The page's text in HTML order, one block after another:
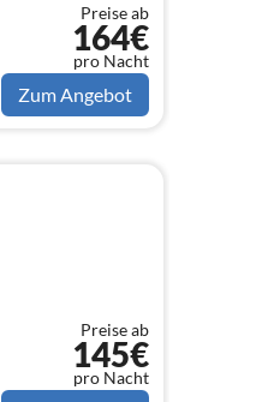
Preise ab
164€
pro Nacht
Zum Angebot
Preise ab
145€
pro Nacht